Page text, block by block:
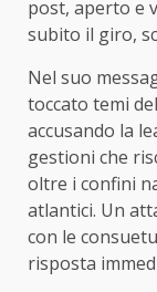
post, aperto e
subito il giro,
Nel suo
toccato temi
accusando la
gestioni che
oltre i confini
atlantici. Un
con le
risposta